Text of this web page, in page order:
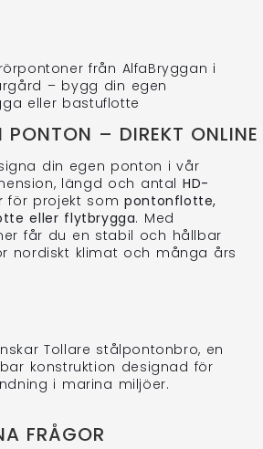
PONTON – DIREKT ONLINE
din egen ponton i vår
längd och antalHD-
för projekt sompontonflotte,
eller flytbrygga. Med
får du en stabil och hållbar
nordiskt klimat och många års
FRÅGOR